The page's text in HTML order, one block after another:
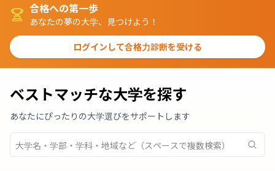
合格への第一歩
あなたの夢の大学、見つけよう！
ログインして合格力診断を受ける
ベストマッチな大学を探す
あなたにぴったりの大学選びをサポートします